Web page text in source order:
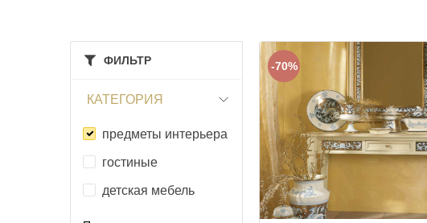
ФИЛЬТР
КАТЕГОРИЯ
предметы интерьера
гостиные
детская мебель
-70%